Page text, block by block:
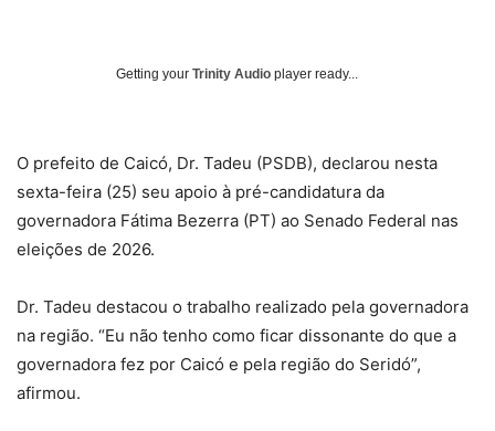
Getting your Trinity Audio player ready...
O prefeito de Caicó, Dr. Tadeu (PSDB), declarou nesta
sexta-feira (25) seu apoio à pré-candidatura da
governadora Fátima Bezerra (PT) ao Senado Federal nas
eleições de 2026.
Dr. Tadeu destacou o trabalho realizado pela governadora
na região. “Eu não tenho como ficar dissonante do que a
governadora fez por Caicó e pela região do Seridó”,
afirmou.